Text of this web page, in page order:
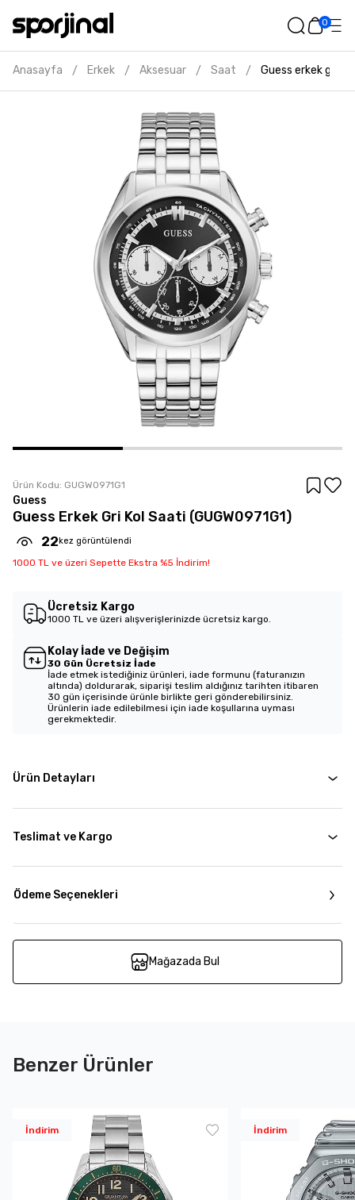
0
Anasayfa / Erkek / Aksesuar / Saat / Guess erkek gri
Ürün Kodu: GUGW0971G1
Guess
Guess Erkek Gri Kol Saati (GUGW0971G1)
22 kez görüntülendi
1000 TL ve üzeri Sepette Ekstra %5 İndirim!
Ücretsiz Kargo
1000 TL ve üzeri alışverişlerinizde ücretsiz kargo.
Kolay İade ve Değişim
30 Gün Ücretsiz İade
İade etmek istediğiniz ürünleri, iade formunu (faturanızın
altında) doldurarak, siparişi teslim aldığınız tarihten itibaren
30 gün içerisinde ürünle birlikte geri gönderebilirsiniz.
Ürünlerin iade edilebilmesi için iade koşullarına uyması
gerekmektedir.
Ürün Detayları
Teslimat ve Kargo
Ödeme Seçenekleri
Mağazada Bul
Benzer Ürünler
İndirim İndirim